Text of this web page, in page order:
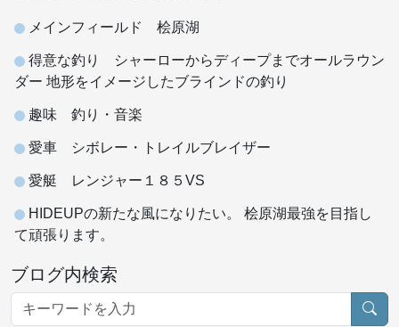
メインフィールド 桧原湖
得意な釣り シャーローからディープまでオールラウン
ダー 地形をイメージしたブラインドの釣り
趣味 釣り・音楽
愛車 シボレー・トレイルブレイザー
愛艇 レンジャー１８５VS
HIDEUPの新たな風になりたい。 桧原湖最強を目指し
て頑張ります。
ブログ内検索